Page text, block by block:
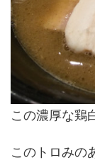
この濃厚な鶏
このトロみの